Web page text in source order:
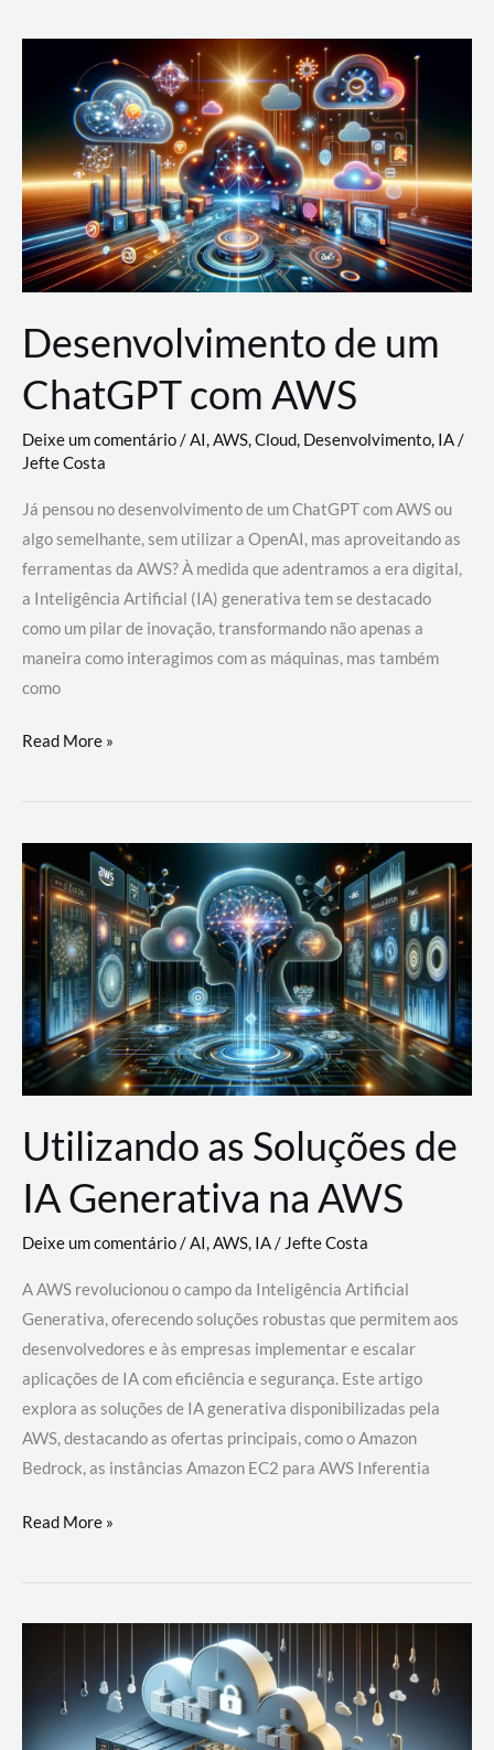
Nuvem:
Google
Cloud,
AWS
e
Azure
Desenvolvimento de um
ChatGPT com AWS
Deixe um comentário/AI,AWS,Cloud, Desenvolvimento, IA/
Jefte Costa
Já pensou no desenvolvimento de um ChatGPT com AWS ou
algo semelhante, sem utilizar a OpenAI, mas aproveitando as
ferramentas da AWS? À medida que adentramos a era digital,
a Inteligência Artificial (IA) generativa tem se destacado
como um pilar de inovação, transformando não apenas a
maneira como interagimos com as máquinas, mas também
como
Desenvolvimento
um
com
AWS
Read More »
Utilizando as Soluções de
IA Generativa na AWS
Deixe um comentário/AI,AWS, IA/Jefte Costa
A AWS revolucionou o campo da Inteligência Artificial
Generativa, oferecendo soluções robustas que permitem aos
desenvolvedores e às empresas implementar e escalar
aplicações de IA com eficiência e segurança. Este artigo
explora as soluções de IA generativa disponibilizadas pela
AWS, destacando as ofertas principais, como o Amazon
Bedrock, as instâncias Amazon EC2 para AWS Inferentia
Utilizando
Soluções
AWS
Read More »